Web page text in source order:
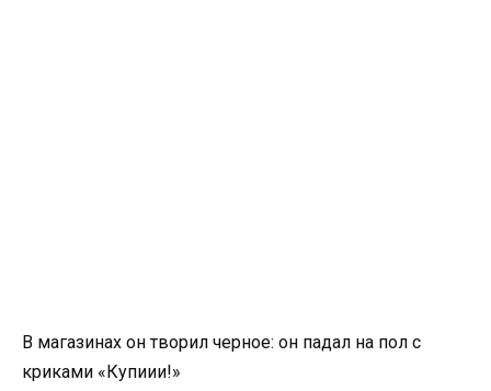
В магазинах он творил черное: он падал на пол с
криками «Купиии!»